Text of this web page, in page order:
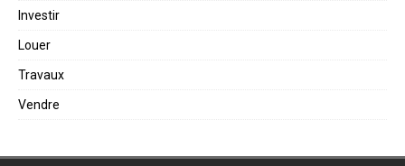
Investir
Louer
Travaux
Vendre